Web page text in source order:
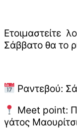
Ετοιμαστείτε
Σάββατο θα το
Ραντεβού:
Meet point:
γάτος